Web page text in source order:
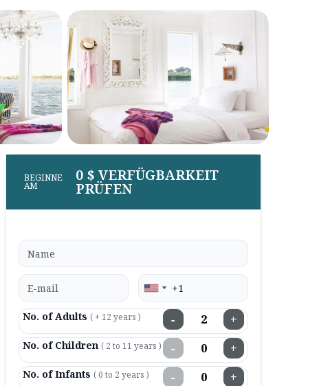
BEGINNE
AM
0 $ VERFÜGBARKEIT
PRÜFEN
No. of Adults ( + 12 years ) − +
No. of Children ( 2 to 11 years ) − +
No. of Infants ( 0 to 2 years ) − +